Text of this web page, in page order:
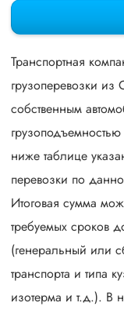
Транспортная
грузоперевозки
собственным
ниже таблице
перевозки по
Итоговая сумма
требуемых сроков
(генеральный или
транспорта и типа
изотерма и т.д.). В